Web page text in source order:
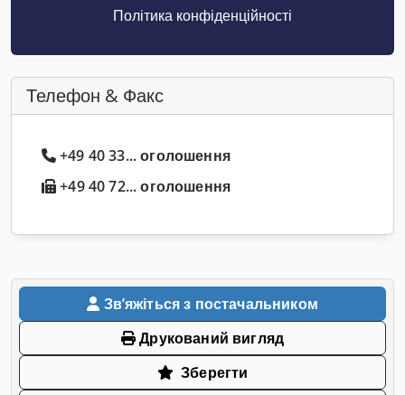
Політика конфіденційності
Телефон & Факс
+49 40 33... оголошення
+49 40 72... оголошення
Звʼяжіться з постачальником
Друкований вигляд
Зберегти